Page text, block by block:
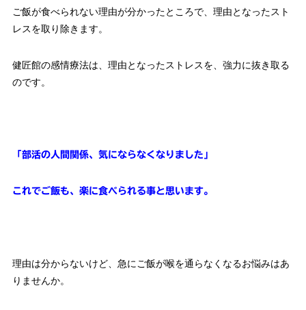
ご飯が食べられない理由が分かったところで、理由となったスト
レスを取り除きます。
健匠館の感情療法は、理由となったストレスを、強力に抜き取る
のです。
「部活の人間関係、気にならなくなりました」
これでご飯も、楽に食べられる事と思います。
理由は分からないけど、急にご飯が喉を通らなくなるお悩みはあ
りませんか。